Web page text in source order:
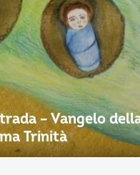
– Vangelo
Trinità